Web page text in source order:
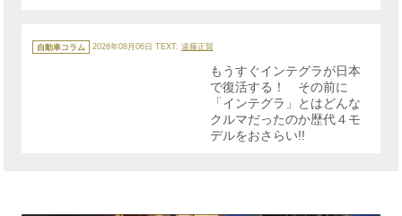
テ
ゴ
自動車コラム 2026年08月06日 TEXT: 遠藤正賢
もうすぐインテグラが日本
で復活する！ その前に
「インテグラ」とはどんな
クルマだったのか歴代４モ
デルをおさらい!!